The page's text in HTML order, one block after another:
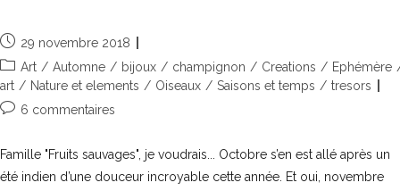
29 novembre 2018
Art / Automne / bijoux / champignon / Creations / Ephémère
art / Nature et elements / Oiseaux / Saisons et temps / tresors
6 commentaires
Famille "Fruits sauvages", je voudrais... Octobre s’en est allé après un
été indien d’une douceur incroyable cette année. Et oui, novembre